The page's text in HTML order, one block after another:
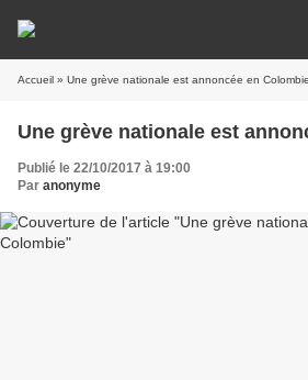
Accueil » Une grève nationale est annoncée en Colombie
Une grève nationale est
Publié le 22/10/2017 à 19:00
Par anonyme